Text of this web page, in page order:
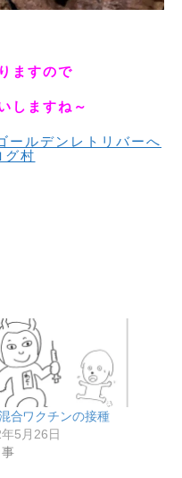
ますので
しますね～
グ村
合ワクチンの接種
5月26日